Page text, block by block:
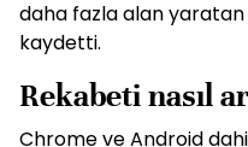
daha fazla alan
kaydetti.
Rekabeti nasıl
Chrome ve Android